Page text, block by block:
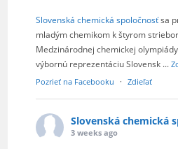
Slovenská chemická spoločnosťsa
mladým chemikom k štyrom
Medzinárodnej chemickej
výbornú reprezentáciu Slovensk ...
Pozrieť na Facebooku
· Zdieľať
Slovenská chemická
3 weeks ago